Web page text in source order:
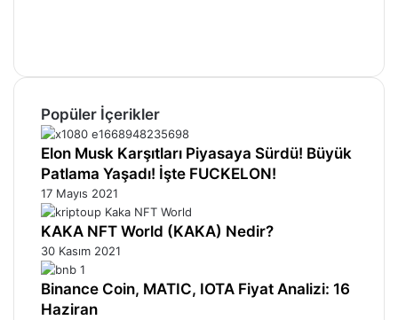
Popüler İçerikler
Elon Musk Karşıtları Piyasaya Sürdü! Büyük
Patlama Yaşadı! İşte FUCKELON!
17 Mayıs 2021
KAKA NFT World (KAKA) Nedir?
30 Kasım 2021
Binance Coin, MATIC, IOTA Fiyat Analizi: 16
Haziran